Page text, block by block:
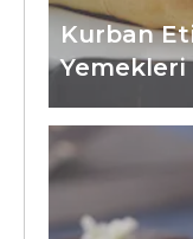
Kurban
Yemekleri